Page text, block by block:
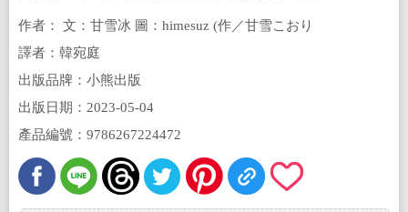
作者： 文：甘雪冰 圖：himesuz (作／甘雪こおり
絵／himesuz)
譯者：韓宛庭
出版品牌：小熊出版
出版日期：2023-05-04
產品編號：9786267224472